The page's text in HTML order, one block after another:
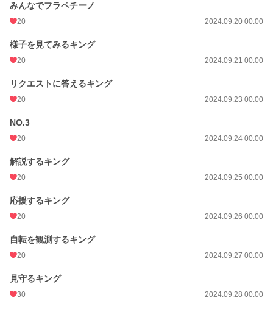
みんなでフラペチーノ
20 2024.09.20 00:00
様子を見てみるキング
20 2024.09.21 00:00
リクエストに答えるキング
20 2024.09.23 00:00
NO.3
20 2024.09.24 00:00
解説するキング
20 2024.09.25 00:00
応援するキング
20 2024.09.26 00:00
自転を観測するキング
20 2024.09.27 00:00
見守るキング
30 2024.09.28 00:00